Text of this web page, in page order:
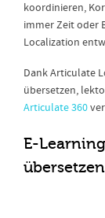
koordinieren,
immer Zeit oder
Localization
Dank Articulate
übersetzen,
Articulate 360
E-